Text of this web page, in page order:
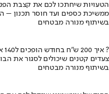
הטעויות שיחתכו לכם את קצבת
ממשיכת כספים ועד חוסר תכנון –
בשיתוף מנורה מבטחים
איך 200 ש"ח בחודש הופכים ל140 אלף ?
צעדים קטנים שיכולים לסגור את
בשיתוף מנורה מבטחים